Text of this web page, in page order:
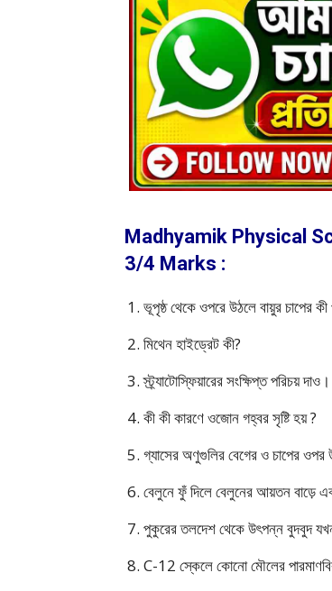
Madhyamik Physical
3/4 Marks :
ভূপৃষ্ঠ থেকে ওপরে উঠলে বায়ুর চাপের
মিথেন হাইড্রেট কী?
স্ট্র্যাটোস্ফিয়ারের সংক্ষিপ্ত পরিচয় দাও।
কী কী কারণে ওজোন গহ্বর সৃষ্টি হয় ?
গ্যাসের অণুগুলির বেগের ও চাপের
বেলুনে ফুঁ দিলে বেলুনের আয়তন বাড়ে
পুকুরের তলদেশ থেকে উৎপন্ন বুদবুদ
C-12 স্কেলে কোনো মৌলের